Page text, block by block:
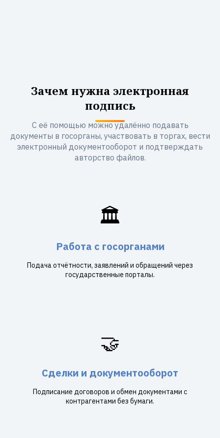
Зачем нужна электронная
подпись
С её помощью можно удалённо подавать
документы в госорганы, участвовать в торгах, вести
электронный документооборот и подтверждать
авторство файлов.
🏛️
Работа с госорганами
Подача отчётности, заявлений и обращений через
государственные порталы.
🤝
Сделки и документооборот
Подписание договоров и обмен документами с
контрагентами без бумаги.